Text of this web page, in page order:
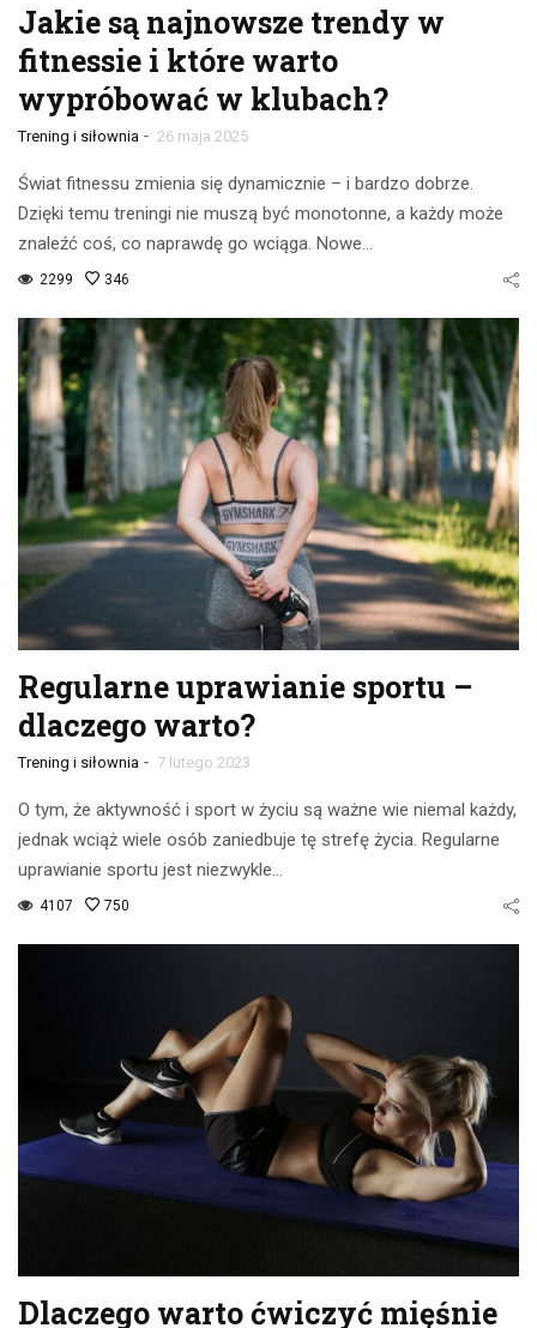
Jakie są najnowsze trendy w
fitnessie i które warto
wypróbować w klubach?
Trening i siłownia - 26 maja 2025
Świat fitnessu zmienia się dynamicznie – i bardzo dobrze.
Dzięki temu treningi nie muszą być monotonne, a każdy może
znaleźć coś, co naprawdę go wciąga. Nowe…
2299 346
Regularne uprawianie sportu –
dlaczego warto?
Trening i siłownia - 7 lutego 2023
O tym, że aktywność i sport w życiu są ważne wie niemal każdy,
jednak wciąż wiele osób zaniedbuje tę strefę życia. Regularne
uprawianie sportu jest niezwykle…
4107 750
Dlaczego warto ćwiczyć mięśnie